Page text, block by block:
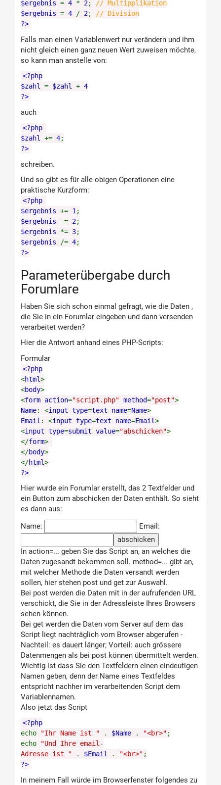
$ergebnis = 4 * 2;
// Multipplikation
$ergebnis = 4 / 2;
// Division
?>
Falls man einen Variablenwert nur verändern und ihm
nicht gleich einen ganz neuen Wert zuweisen möchte,
so kann man anstelle von:
<?php
$zahl = $zahl + 4
?>
auch
<?php
$zahl += 4;
?>
schreiben.
Und so gibt es für alle obigen Operationen eine
praktische Kurzform:
<?php
$ergebnis += 1 ;
$ergebnis
-= 2;
$ergebnis *= 3;
$ergebnis
/= 4;
?>
Parameterübergabe durch
Forumlare
Haben Sie sich schon einmal gefragt, wie die Daten ,
die Sie in ein Forumlar eingeben und dann versenden
verarbeitet werden?
Hier die Antwort anhand eines PHP-Scripts:
Formular
<?php
<html>
<body>
<form action="script.php" method="post">
Name: <input type=text name=Name>
Email : <input type=text name=Email>
<input type=submit value="abschicken">
</form>
</body>
</html>
?>
Hier wurde ein Forumlar erstellt, das 2 Textfelder und
ein Button zum abschicken der Daten enthält. So sieht
es dann aus:
Name:
Email:
In action=... geben Sie das Script an, an welches die
Daten zugesandt bekommen soll. method=... gibt an,
mit welcher Methode die Daten versandt werden
sollen, hier stehen post und get zur Auswahl.
Bei post werden die Daten mit in der aufrufenden URL
verschickt, die Sie in der Adressleiste Ihres Browsers
sehen können.
Bei get werden die Daten vom Server auf dem das
Script liegt nachträglich vom Browser abgerufen -
Nachteil: es dauert länger; Vorteil: auch grössere
Datenmengen als bei post können übermittelt werden.
Wichtig ist dass Sie den Textfeldern einen eindeutigen
Namen geben, denn der Name eines Textfeldes
entspricht nachher im verarbeitenden Script dem
Variablennamen.
Also jetzt das Script
<?php
echo
"Ihr Name ist " . $Name . "<br>" ;
echo
"Und Ihre email-
Adresse ist "
. $Email . "<br>" ;
?>
In meinem Fall würde im Browserfenster folgendes zu